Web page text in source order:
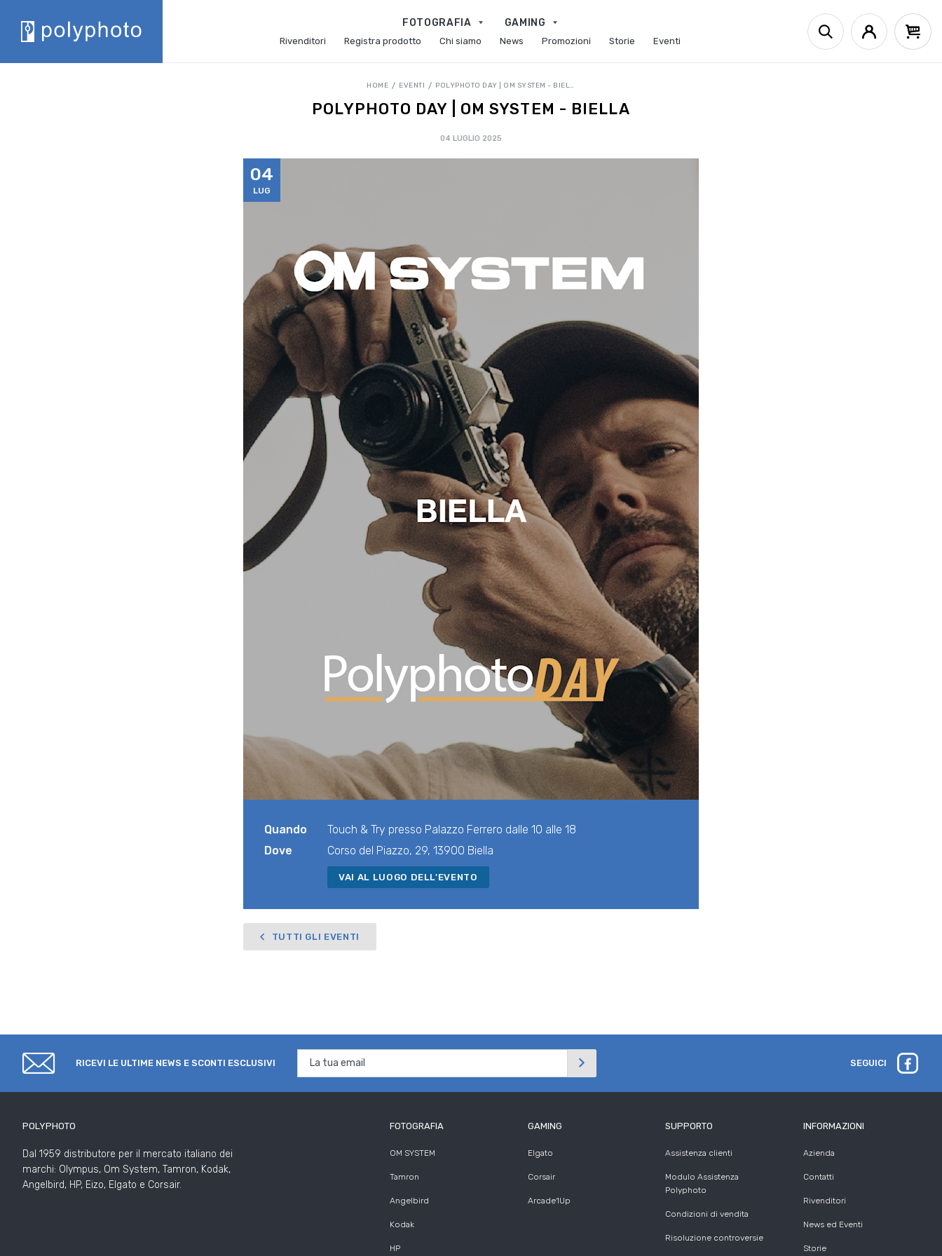
FOTOGRAFIA GAMING
Rivenditori Registra prodotto Chi siamo News Promozioni Storie Eventi
HOME EVENTI POLYPHOTO DAY | OM SYSTEM - BIELLA
POLYPHOTO DAY | OM SYSTEM - BIELLA
04 LUGLIO 2025
04
LUG
Quando
Touch & Try presso Palazzo Ferrero dalle 10 alle 18
Dove
Corso del Piazzo, 29, 13900 Biella
VAI AL LUOGO DELL'EVENTO
TUTTI GLI EVENTI
RICEVI LE ULTIME NEWS E SCONTI ESCLUSIVI SEGUICI
POLYPHOTO
Dal 1959 distributore per il mercato italiano dei
marchi: Olympus, Om System, Tamron, Kodak,
Angelbird, HP, Eizo, Elgato e Corsair.
FOTOGRAFIA
OM SYSTEM
Tamron
Angelbird
Kodak
HP
GAMING
Elgato
Corsair
Arcade1Up
SUPPORTO
Assistenza clienti
Modulo Assistenza
Polyphoto
Condizioni di vendita
Risoluzione controversie
INFORMAZIONI
Azienda
Contatti
Rivenditori
News ed Eventi
Storie